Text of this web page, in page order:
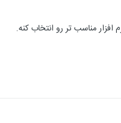
افزار مناسب تر رو انتخاب کنه.